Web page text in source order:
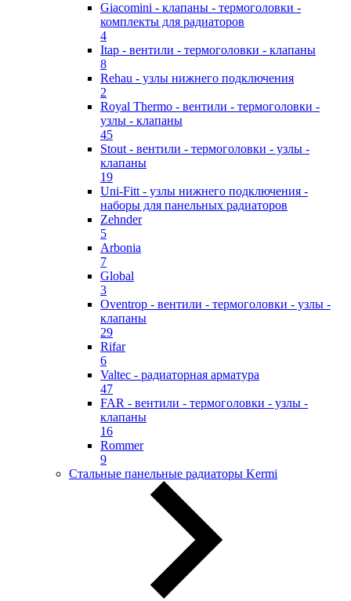
Giacomini - клапаны - термоголовки -
комплекты для радиаторов
4
Itap - вентили - термоголовки - клапаны
8
Rehau - узлы нижнего подключения
2
Royal Thermo - вентили - термоголовки -
узлы - клапаны
45
Stout - вентили - термоголовки - узлы -
клапаны
19
Uni-Fitt - узлы нижнего подключения -
наборы для панельных радиаторов
Zehnder
5
Arbonia
7
Global
3
Oventrop - вентили - термоголовки - узлы -
клапаны
29
Rifar
6
Valtec - радиаторная арматура
47
FAR - вентили - термоголовки - узлы -
клапаны
16
Rommer
9
Стальные панельные радиаторы Kermi